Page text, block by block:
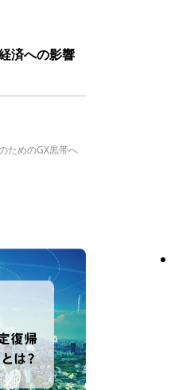
済への影響
ためのGX黒帯へ